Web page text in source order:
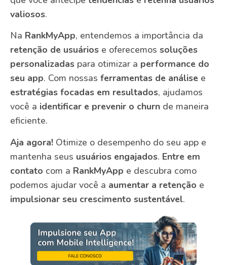
valiosos.
Na RankMyApp, entendemos a importância da
retenção de usuários e oferecemos soluções
personalizadas para otimizar a performance do
seu app. Com nossas ferramentas de análise e
estratégias focadas em resultados, ajudamos
você a identificar e prevenir o churn de maneira
eficiente.
Aja agora! Otimize o desempenho do seu app e
mantenha seus usuários engajados. Entre em
contato com a RankMyApp e descubra como
podemos ajudar você a aumentar a retenção e
impulsionar seu crescimento sustentável.